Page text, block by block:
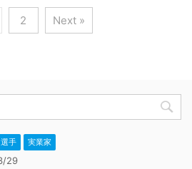
2 Next »
手 実業家
29